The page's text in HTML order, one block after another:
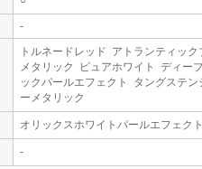
-
トルネードレッド アトランティック
メタリック ピュアホワイト ディー
ックパールエフェクト タングステン
ーメタリック
オリックスホワイトパールエフェク
-